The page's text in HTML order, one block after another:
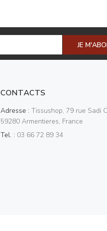
JE
CONTACTS
Adresse : Tissushop, 79 rue Sadi
59280 Armentieres, France
Tel. : 03 66 72 89 34